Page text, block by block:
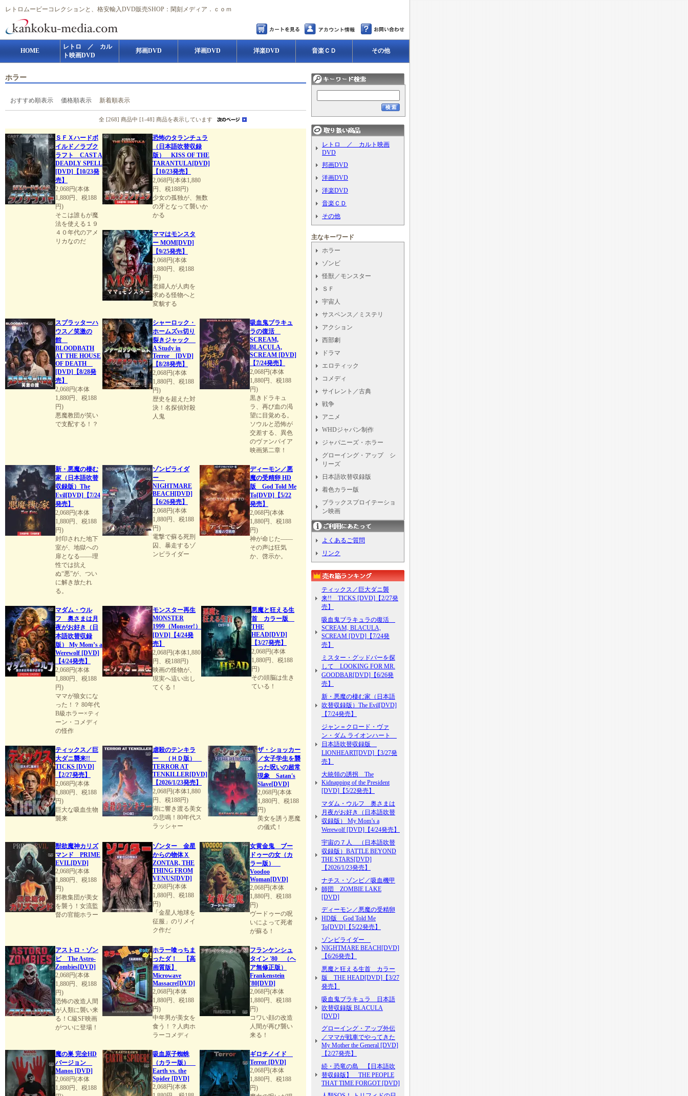
レトロムービーコレクションと、格安輸入DVD販売SHOP：閑刻メディア．ｃｏｍ
HOME
レトロ ／ カル
ト映画DVD
邦画DVD 洋画DVD 洋楽DVD 音楽ＣＤ その他
ホラー
おすすめ順表示 価格順表示 新着順表示
全 [268] 商品中 [1-48] 商品を表示しています
ＳＦＸハードボ
イルド／ラブク
ラフト CAST A
DEADLY SPELL
[DVD]【10/23発
売】
2,068円(本体
1,880円、税188
円)
そこは誰もが魔
法を使える１９
４０年代のアメ
リカなのだ
恐怖のタランチュラ
（日本語吹替収録
版） KISS OF THE
TARANTULA[DVD]
【10/23発売】
2,068円(本体1,880
円、税188円)
少女の孤独が、無数
の牙となって襲いか
かる
ママはモンスタ
ー MOM[DVD]
【9/25発売】
2,068円(本体
1,880円、税188
円)
老婦人が人肉を
求める怪物へと
変貌する
スプラッターハ
ウス／笑激の
館
BLOODBATH
AT THE HOUSE
OF DEATH
[DVD]【8/28発
売】
2,068円(本体
1,880円、税188
円)
悪魔教団が笑い
で支配する！？
シャーロック・
ホームズvs切り
裂きジャック
A Study in
Terror [DVD]
【8/28発売】
2,068円(本体
1,880円、税188
円)
歴史を超えた対
決！名探偵対殺
人鬼
吸血鬼ブラキュ
ラの復活
SCREAM,
BLACULA,
SCREAM [DVD]
【7/24発売】
2,068円(本体
1,880円、税188
円)
黒きドラキュ
ラ、再び血の渇
望に目覚める。
ソウルと恐怖が
交差する、異色
のヴァンパイア
映画第二章！
新・悪魔の棲む
家（日本語吹替
収録版）The
Evil[DVD]【7/24
発売】
2,068円(本体
1,880円、税188
円)
封印された地下
室が、地獄への
扉となる――理
性では抗え
ぬ“悪”が、つい
に解き放たれ
る。
ゾンビライダ
ー
NIGHTMARE
BEACH[DVD]
【6/26発売】
2,068円(本体
1,880円、税188
円)
電撃で蘇る死刑
囚、暴走するゾ
ンビライダー
ディーモン／悪
魔の受精卵 HD
版 God Told Me
To[DVD]【5/22
発売】
2,068円(本体
1,880円、税188
円)
神が命じた――
その声は狂気
か、啓示か。
マダム・ウル
フ 奥さまは月
夜がお好き（日
本語吹替収録
版） My Mom’s a
Werewolf [DVD]
【4/24発売】
2,068円(本体
1,880円、税188
円)
ママが狼女にな
った！？ 80年代
B級ホラー×ティ
ーン・コメディ
の怪作
モンスター再生
MONSTER
1999（Monster!）
[DVD]【4/24発
売】
2,068円(本体1,880
円、税188円)
映画の怪物が、
現実へ這い出し
てくる！
悪魔と狂える生
首 カラー版
THE
HEAD[DVD]
【3/27発売】
2,068円(本体
1,880円、税188
円)
その頭脳は生き
ている！
ティックス／巨
大ダニ襲来!!
TICKS [DVD]
【2/27発売】
2,068円(本体
1,880円、税188
円)
巨大な吸血生物
襲来
虐殺のテンキラ
ー （ＨＤ版）
TERROR AT
TENKILLER[DVD]
【2026/1/23発売】
2,068円(本体1,880
円、税188円)
湖に響き渡る美女
の悲鳴！80年代ス
ラッシャー
ザ・ショッカー
／女子学生を襲
った呪いの超常
現象 Satan's
Slave[DVD]
2,068円(本体
1,880円、税188
円)
美女を誘う悪魔
の儀式！
獣欲魔神カリズ
マンド PRIME
EVIL[DVD]
2,068円(本体
1,880円、税188
円)
邪教集団が美女
を襲う！女流監
督の官能ホラー
ゾンター 金星
からの物体Ｘ
ZONTAR, THE
THING FROM
VENUS[DVD]
2,068円(本体
1,880円、税188
円)
「金星人地球を
征服」のリメイ
ク作だ
女黄金鬼 ブー
ドゥーの女（カ
ラー版）
Voodoo
Woman[DVD]
2,068円(本体
1,880円、税188
円)
ヴードゥーの呪
いによって死者
が蘇る！
アストロ・ゾン
ビ The Astro-
Zombies[DVD]
2,068円(本体
1,880円、税188
円)
恐怖の改造人間
が人類に襲い来
る！C級SF映画
がついに登場！
ホラー喰っちま
ったダ！ 【高
画質版】
Microwave
Massacre[DVD]
2,068円(本体
1,880円、税188
円)
中年男が美女を
食う！？人肉ホ
ラーコメディ
フランケンシュ
タイン '80 （ヘ
ア無修正版）
Frankenstein
'80[DVD]
2,068円(本体
1,880円、税188
円)
コワい顔の改造
人間が再び襲い
来る！
魔の巣 完全HD
バージョン
Manos [DVD]
2,068円(本体
1,880円、税188
吸血原子蜘蛛
（カラー版）
Earth vs. the
Spider [DVD]
2,068円(本体
ギロチノイド
Terror [DVD]
2,068円(本体
1,880円、税188
円)
レトロ ／ カルト映画
DVD
邦画DVD
洋画DVD
洋楽DVD
音楽ＣＤ
その他
主なキーワード
ホラー
ゾンビ
怪獣／モンスター
ＳＦ
宇宙人
サスペンス／ミステリ
アクション
西部劇
ドラマ
エロティック
コメディ
サイレント／古典
戦争
アニメ
WHDジャパン制作
ジャパニーズ・ホラー
グローイング・アップ シ
リーズ
日本語吹替収録版
着色カラー版
ブラックスプロイテーショ
ン映画
よくあるご質問
リンク
ティックス／巨大ダニ襲
来!! TICKS [DVD]【2/27発
売】
吸血鬼ブラキュラの復活
SCREAM, BLACULA,
SCREAM [DVD]【7/24発
売】
ミスター・グッドバーを探
して LOOKING FOR MR.
GOODBAR[DVD]【6/26発
売】
新・悪魔の棲む家（日本語
吹替収録版）The Evil[DVD]
【7/24発売】
ジャン＝クロード・ヴァ
ン・ダム ライオンハート
日本語吹替収録版
LIONHEART[DVD]【3/27発
売】
大統領の誘拐 The
Kidnapping of the President
[DVD]【5/22発売】
マダム・ウルフ 奥さまは
月夜がお好き（日本語吹替
収録版） My Mom’s a
Werewolf [DVD]【4/24発売】
宇宙の７人 （日本語吹替
収録版）BATTLE BEYOND
THE STARS[DVD]
【2026/1/23発売】
ナチス・ゾンビ／吸血機甲
師団 ZOMBIE LAKE
[DVD]
ディーモン／悪魔の受精卵
HD版 God Told Me
To[DVD]【5/22発売】
ゾンビライダー
NIGHTMARE BEACH[DVD]
【6/26発売】
悪魔と狂える生首 カラー
版 THE HEAD[DVD]【3/27
発売】
吸血鬼ブラキュラ 日本語
吹替収録版 BLACULA
[DVD]
グローイング・アップ外伝
／ママが戦車でやってきた
My Mother the General [DVD]
【2/27発売】
続・恐竜の島 【日本語吹
替収録版】 THE PEOPLE
THAT TIME FORGOT [DVD]